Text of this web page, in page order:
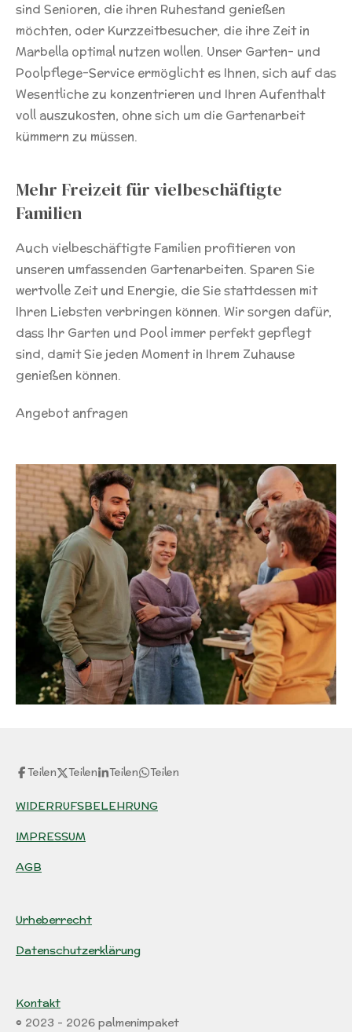
sind Senioren, die ihren Ruhestand genießen
möchten, oder Kurzzeitbesucher, die ihre Zeit in
Marbella optimal nutzen wollen. Unser Garten- und
Poolpflege-Service ermöglicht es Ihnen, sich auf das
Wesentliche zu konzentrieren und Ihren Aufenthalt
voll auszukosten, ohne sich um die Gartenarbeit
kümmern zu müssen.
Mehr Freizeit für vielbeschäftigte
Familien
Auch vielbeschäftigte Familien profitieren von
unseren umfassenden Gartenarbeiten. Sparen Sie
wertvolle Zeit und Energie, die Sie stattdessen mit
Ihren Liebsten verbringen können. Wir sorgen dafür,
dass Ihr Garten und Pool immer perfekt gepflegt
sind, damit Sie jeden Moment in Ihrem Zuhause
genießen können.
Angebot anfragen
Teilen Teilen Teilen Teilen
WIDERRUFSBELEHRUNG
IMPRESSUM
AGB
Urheberrecht
Datenschutzerklärung
Kontakt
© 2023 - 2026 palmenimpaket